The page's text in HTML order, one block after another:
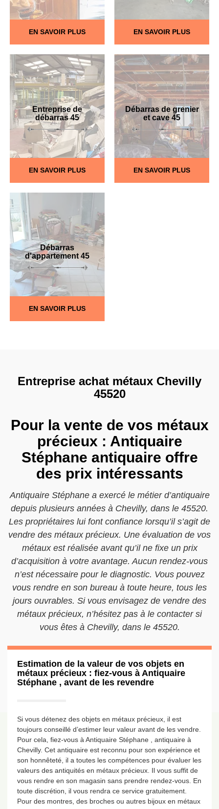
EN SAVOIR PLUS EN SAVOIR PLUS
Entreprise de
débarras 45
EN SAVOIR PLUS
Débarras de grenier
et cave 45
EN SAVOIR PLUS
Débarras
d'appartement 45
EN SAVOIR PLUS
Entreprise achat métaux Chevilly
45520
Pour la vente de vos métaux
précieux : Antiquaire
Stéphane antiquaire offre
des prix intéressants
Antiquaire Stéphane a exercé le métier d’antiquaire
depuis plusieurs années à Chevilly, dans le 45520.
Les propriétaires lui font confiance lorsqu’il s’agit de
vendre des métaux précieux. Une évaluation de vos
métaux est réalisée avant qu’il ne fixe un prix
d’acquisition à votre avantage. Aucun rendez-vous
n’est nécessaire pour le diagnostic. Vous pouvez
vous rendre en son bureau à toute heure, tous les
jours ouvrables. Si vous envisagez de vendre des
métaux précieux, n’hésitez pas à le contacter si
vous êtes à Chevilly, dans le 45520.
Estimation de la valeur de vos objets en
métaux précieux : fiez-vous à Antiquaire
Stéphane , avant de les revendre
Si vous détenez des objets en métaux précieux, il est
toujours conseillé d’estimer leur valeur avant de les vendre.
Pour cela, fiez-vous à Antiquaire Stéphane , antiquaire à
Chevilly. Cet antiquaire est reconnu pour son expérience et
son honnêteté, il a toutes les compétences pour évaluer les
valeurs des antiquités en métaux précieux. Il vous suffit de
vous rendre en son magasin sans prendre rendez-vous. En
toute discrétion, il vous rendra ce service gratuitement.
Pour des montres, des broches ou autres bijoux en métaux